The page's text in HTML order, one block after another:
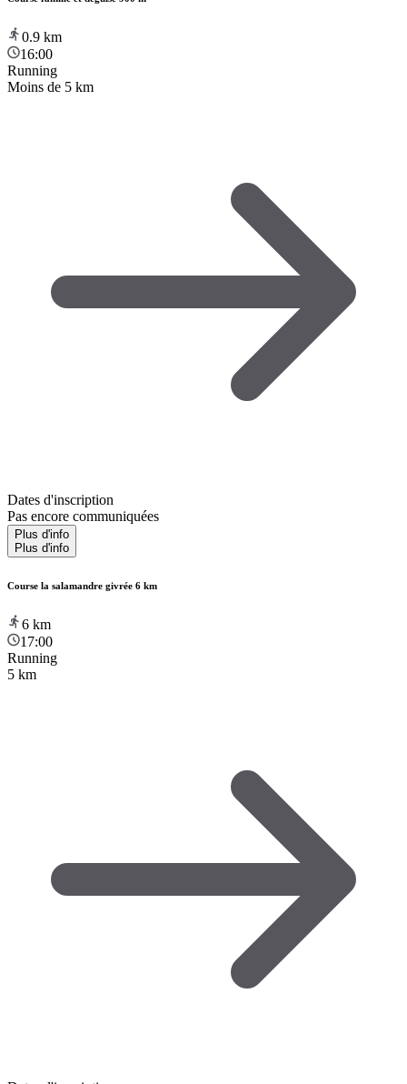
0.9 km
16:00
Running
Moins de 5 km
Dates d'inscription
Pas encore communiquées
Plus d'info
Plus d'info
Course la salamandre givrée 6 km
6 km
17:00
Running
5 km